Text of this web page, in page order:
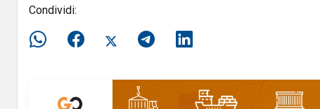
Condividi: